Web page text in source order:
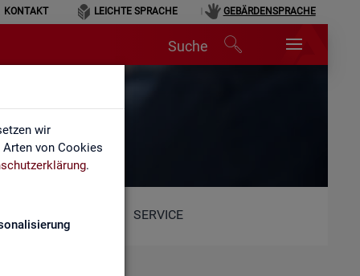
wir
von Cookies
.
KONTAKT LEICHTE SPRACHE GEBÄRDENSPRACHE
Suche
SERVICE